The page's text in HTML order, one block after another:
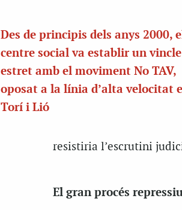
Des de principis dels anys 2000,
centre social va establir un vincle
estret amb el moviment No TAV,
oposat a la línia d’alta velocitat
Torí i Lió
resistiria l’escrutini
El gran procés